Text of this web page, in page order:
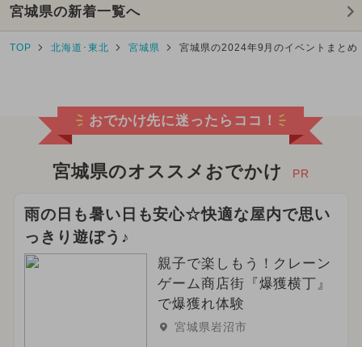
宮城県の新着一覧へ
TOP 北海道･東北 宮城県 宮城県の2024年9月のイベントまとめ
おでかけ先に迷ったらココ！
宮城県のオススメおでかけ PR
雨の日も暑い日も安心☆快適な屋内で思い
っきり遊ぼう♪
親子で楽しもう！クレーン
ゲーム商店街『爆獲横丁』
で爆獲れ体験
宮城県岩沼市